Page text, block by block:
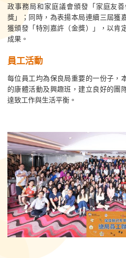
政事務局和家庭議會頒發「家庭友
獎」；同時，為表揚本局連續三屆獲
獲頒發「特別嘉許（金獎）」，以肯
成果。
員工活動
每位員工均為保良局重要的一份子，
的康體活動及興趣班，建立良好的團
達致工作與生活平衡。